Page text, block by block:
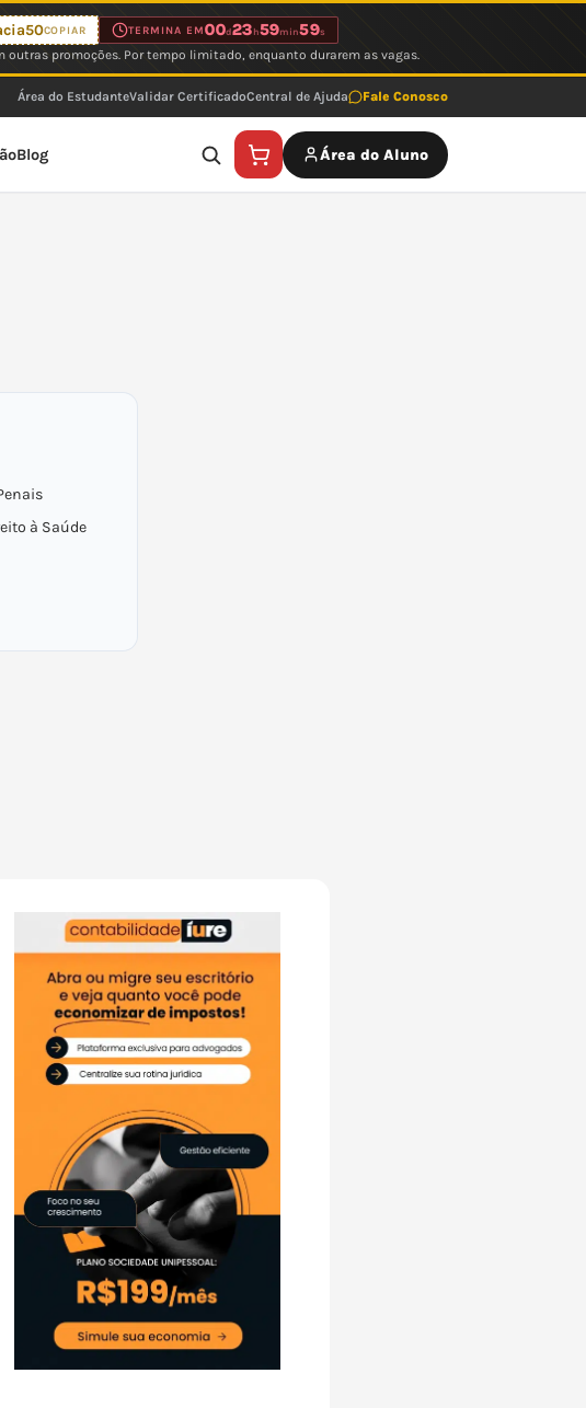
COPIAR TERMINA EM00d23 h59min59s
promoções. Por tempo limitado, enquanto durarem as vagas.
Área do EstudanteValidar CertificadoCentral de Ajuda Fale Conosco
Blog Área do Aluno
à Saúde